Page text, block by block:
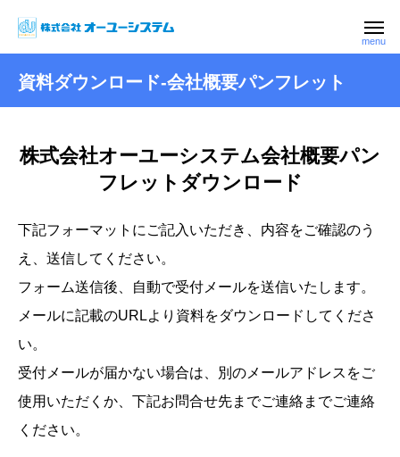
資料ダウンロード-会社概要パンフレット
株式会社オーユーシステム会社概要パン
フレットダウンロード
下記フォーマットにご記入いただき、内容をご確認のう
え、送信してください。
フォーム送信後、自動で受付メールを送信いたします。
メールに記載のURLより資料をダウンロードしてくださ
い。
受付メールが届かない場合は、別のメールアドレスをご
使用いただくか、下記お問合せ先までご連絡までご連絡
ください。